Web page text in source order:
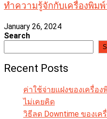
ทำความรู้จักกับเครื่องพิมพ์
January 26, 2024
Search
Recent Posts
ค่าใช้จ่ายแฝงของเครื่อ
ไม่เคยคิด
วิธีลด Downtime ของเ